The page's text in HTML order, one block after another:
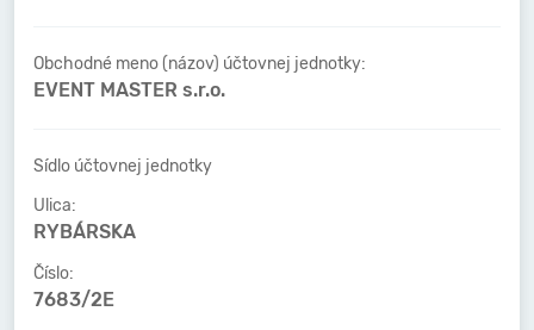
Obchodné meno (názov) účtovnej jednotky:
EVENT MASTER s.r.o.
Sídlo účtovnej jednotky
Ulica:
RYBÁRSKA
Číslo:
7683/2E